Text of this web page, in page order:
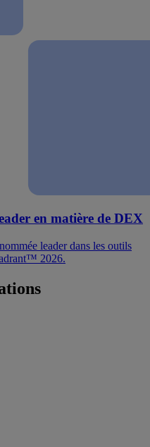
en matière de DEX
leader dans les outils
2026.